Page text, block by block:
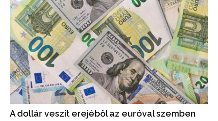
A dollár veszít erejéből az euróval szemben